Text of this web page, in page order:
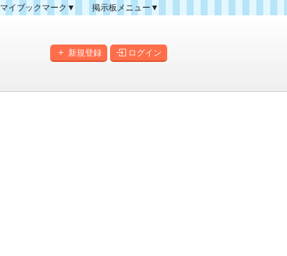
マイブックマーク▼
掲示板メニュー▼
掲示板マップ
新規登録 ログイン